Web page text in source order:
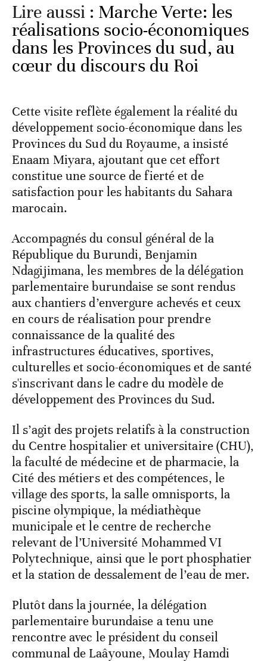
Lire aussi : Marche Verte: les
réalisations socio-économiques
dans les Provinces du sud, au
cœur du discours du Roi
Cette visite reflète également la réalité du
développement socio-économique dans les
Provinces du Sud du Royaume, a insisté
Enaam Miyara, ajoutant que cet effort
constitue une source de fierté et de
satisfaction pour les habitants du Sahara
marocain.
Accompagnés du consul général de la
République du Burundi, Benjamin
Ndagijimana, les membres de la délégation
parlementaire burundaise se sont rendus
aux chantiers d’envergure achevés et ceux
en cours de réalisation pour prendre
connaissance de la qualité des
infrastructures éducatives, sportives,
culturelles et socio-économiques et de santé
s'inscrivant dans le cadre du modèle de
développement des Provinces du Sud.
Il s’agit des projets relatifs à la construction
du Centre hospitalier et universitaire (CHU),
la faculté de médecine et de pharmacie, la
Cité des métiers et des compétences, le
village des sports, la salle omnisports, la
piscine olympique, la médiathèque
municipale et le centre de recherche
relevant de l’Université Mohammed VI
Polytechnique, ainsi que le port phosphatier
et la station de dessalement de l’eau de mer.
Plutôt dans la journée, la délégation
parlementaire burundaise a tenu une
rencontre avec le président du conseil
communal de Laâyoune, Moulay Hamdi